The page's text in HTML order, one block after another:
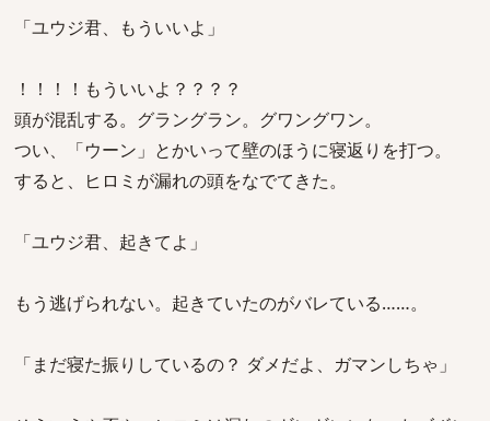
「ユウジ君、もういいよ」
！！！！もういいよ？？？？
頭が混乱する。グラングラン。グワングワン。
つい、「ウーン」とかいって壁のほうに寝返りを打つ。
すると、ヒロミが漏れの頭をなでてきた。
「ユウジ君、起きてよ」
もう逃げられない。起きていたのがバレている……。
「まだ寝た振りしているの？ ダメだよ、ガマンしちゃ」